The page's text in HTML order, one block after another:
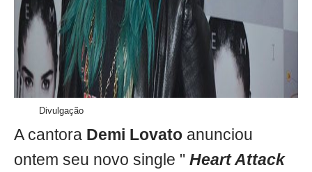
Divulgação
A cantora Demi Lovato anunciou
ontem seu novo single " Heart Attack